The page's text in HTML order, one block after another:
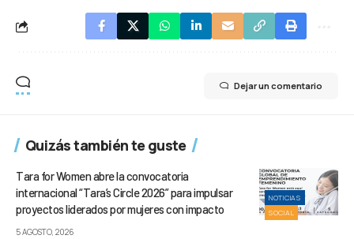
Dejar un comentario
Quizás también te guste
NOTICIAS
SOCIAL
Tara for Women abre la convocatoria
internacional “Tara’s Circle 2026” para impulsar
proyectos liderados por mujeres con impacto
5 AGOSTO, 2026